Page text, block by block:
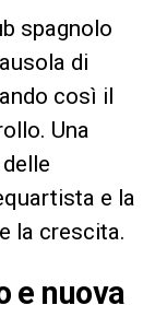
spagnolo
di
così il
Una
e la
la crescita.
e nuova